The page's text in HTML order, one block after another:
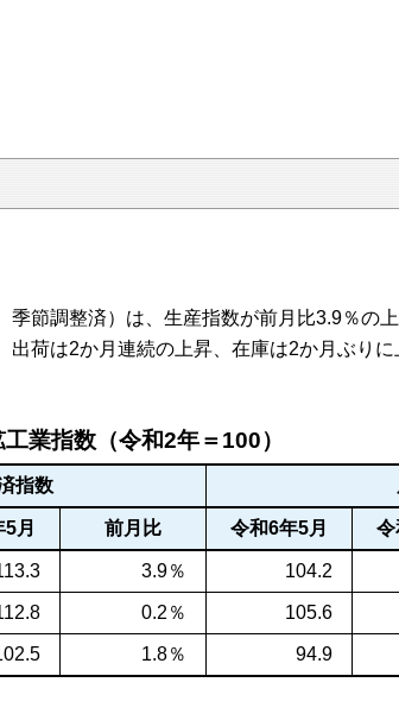
節調整済）は、生産指数が前月比3.9％の
荷は2か月連続の上昇、在庫は2か月ぶり
工業指数（令和2年＝100）
指数
月 前月比 令和6年5月 令
3.9％ 104.2
0.2％ 105.6
1.8％ 94.9